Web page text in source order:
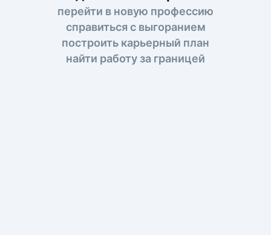
перейти в новую профессию
справиться с выгоранием
построить карьерный план
найти работу за границей